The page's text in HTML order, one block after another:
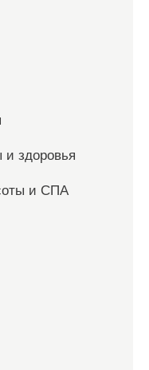
и здоровья
и СПА